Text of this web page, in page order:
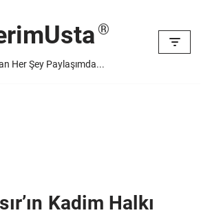
Her Şey Paylaşımda...
Kadim Halkı